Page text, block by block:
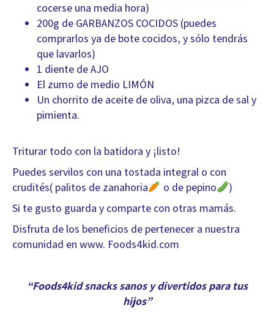
cocerse una media hora)
200g de GARBANZOS COCIDOS (puedes
comprarlos ya de bote cocidos, y sólo tendrás
que lavarlos)
1 diente de AJO
El zumo de medio LIMÓN
Un chorrito de aceite de oliva, una pizca de sal y
pimienta.
Triturar todo con la batidora y ¡listo!
Puedes servilos con una tostada integral o con
crudités( palitos de zanahoria
o de pepino
)
Si te gusto guarda y comparte con otras mamás.
Disfruta de los beneficios de pertenecer a nuestra
comunidad en www. Foods4kid.com
“Foods4kid snacks sanos y divertidos para tus
hijos”